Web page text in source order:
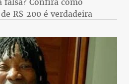
R$ 200 é verdadeira